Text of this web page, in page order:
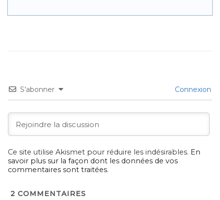
S’abonner Connexion
Ce site utilise Akismet pour réduire les indésirables. En
savoir plus sur la façon dont les données de vos
commentaires sont traitées.
2 COMMENTAIRES